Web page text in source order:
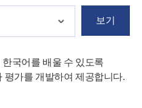
보기
국어를 배울 수 있도록
평가를 개발하여 제공합니다.